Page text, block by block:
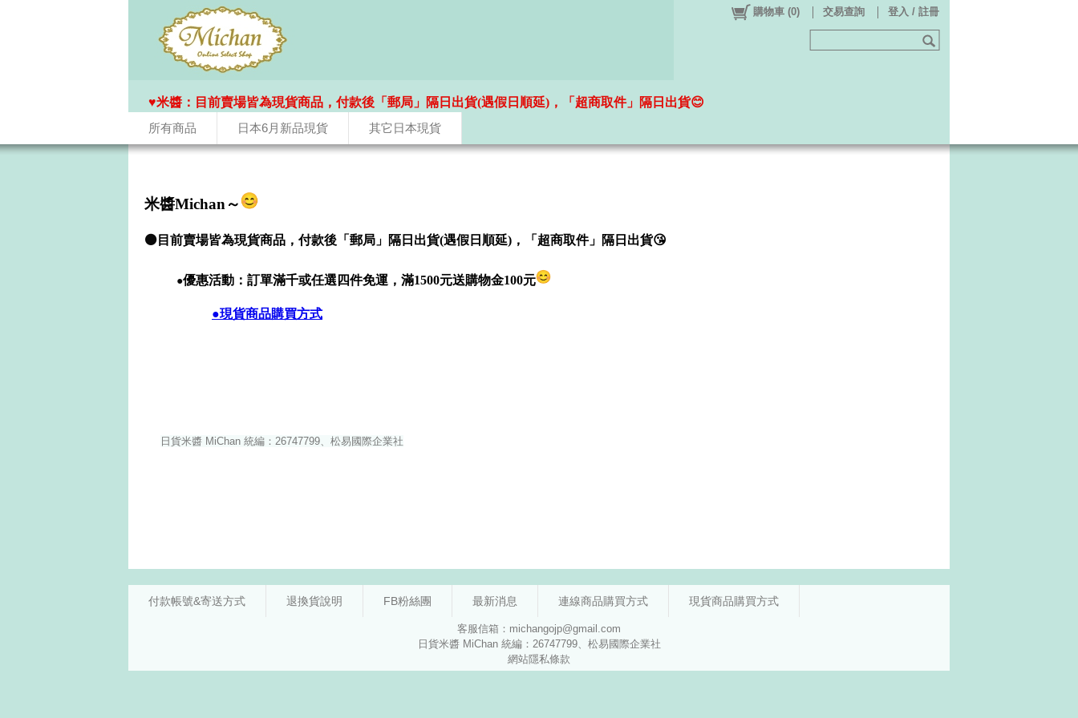
所有商品 日本6月新品現貨 其它日本現貨
購物車 (0) 交易查詢 登入 / 註冊
♥️米醬：目前賣場皆為現貨商品，付款後「郵局」隔日出貨(遇假日順延)，「超商取件」隔日出貨😊
付款帳號&寄送方式 退換貨說明 FB粉絲團 最新消息 連線商品購買方式 現貨商品購買方式
客服信箱：michangojp@gmail.com
日貨米醬 MiChan 統編：26747799、松易國際企業社
網站隱私條款